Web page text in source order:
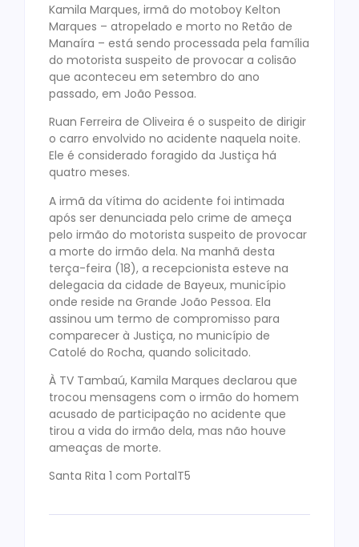
Kamila Marques, irmã do motoboy Kelton
Marques – atropelado e morto no Retão de
Manaíra – está sendo processada pela família
do motorista suspeito de provocar a colisão
que aconteceu em setembro do ano
passado, em João Pessoa.
Ruan Ferreira de Oliveira é o suspeito de dirigir
o carro envolvido no acidente naquela noite.
Ele é considerado foragido da Justiça há
quatro meses.
A irmã da vítima do acidente foi intimada
após ser denunciada pelo crime de ameça
pelo irmão do motorista suspeito de provocar
a morte do irmão dela. Na manhã desta
terça-feira (18), a recepcionista esteve na
delegacia da cidade de Bayeux, município
onde reside na Grande João Pessoa. Ela
assinou um termo de compromisso para
comparecer à Justiça, no município de
Catolé do Rocha, quando solicitado.
À TV Tambaú, Kamila Marques declarou que
trocou mensagens com o irmão do homem
acusado de participação no acidente que
tirou a vida do irmão dela, mas não houve
ameaças de morte.
Santa Rita 1 com PortalT5